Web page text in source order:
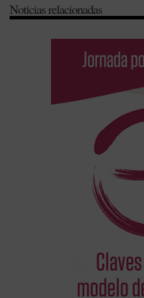
Noticias relacionadas